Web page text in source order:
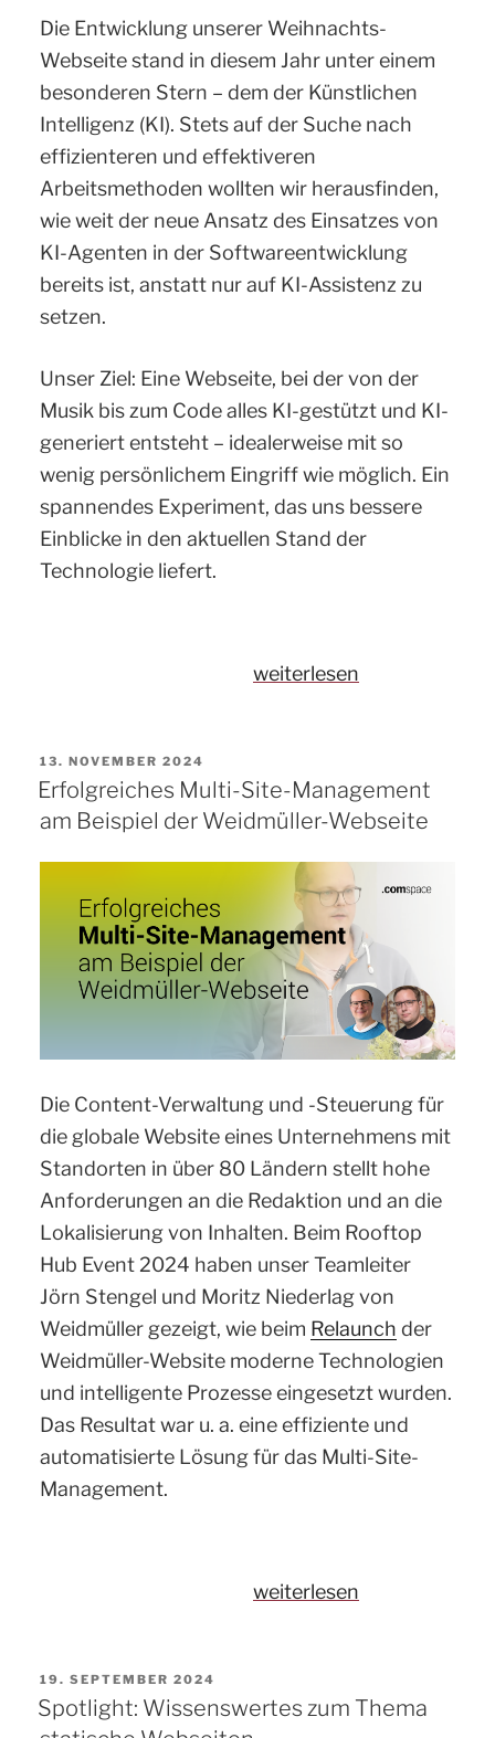
Die Entwicklung unserer Weihnachts-
Webseite stand in diesem Jahr unter einem
besonderen Stern – dem der Künstlichen
Intelligenz (KI). Stets auf der Suche nach
effizienteren und effektiveren
Arbeitsmethoden wollten wir herausfinden,
wie weit der neue Ansatz des Einsatzes von
KI-Agenten in der Softwareentwicklung
bereits ist, anstatt nur auf KI-Assistenz zu
setzen.
Unser Ziel: Eine Webseite, bei der von der
Musik bis zum Code alles KI-gestützt und KI-
generiert entsteht – idealerweise mit so
wenig persönlichem Eingriff wie möglich. Ein
spannendes Experiment, das uns bessere
Einblicke in den aktuellen Stand der
Technologie liefert.
„KI-
Wie
unsere
Weihnachts-
Webseite
entstand“
weiterlesen
VERÖFFENTLICHT
AM
13. NOVEMBER 2024
Erfolgreiches Multi-Site-Management
am Beispiel der Weidmüller-Webseite
Die Content-Verwaltung und -Steuerung für
die globale Website eines Unternehmens mit
Standorten in über 80 Ländern stellt hohe
Anforderungen an die Redaktion und an die
Lokalisierung von Inhalten. Beim Rooftop
Hub Event 2024 haben unser Teamleiter
Jörn Stengel und Moritz Niederlag von
Weidmüller gezeigt, wie beim Relaunch der
Weidmüller-Website moderne Technologien
und intelligente Prozesse eingesetzt wurden.
Das Resultat war u. a. eine effiziente und
automatisierte Lösung für das Multi-Site-
Management.
„Erfolgreiches
am
weiterlesen
VERÖFFENTLICHT
AM
19. SEPTEMBER 2024
Spotlight: Wissenswertes zum Thema